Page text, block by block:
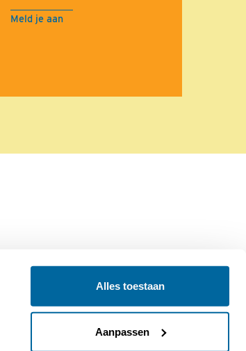
Alles toestaan
Aanpassen
Meld je aan
Colofon